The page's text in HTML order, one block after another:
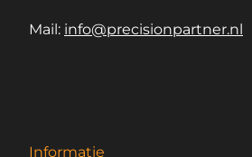
Mail: info@precisionpartner.nl
Informatie